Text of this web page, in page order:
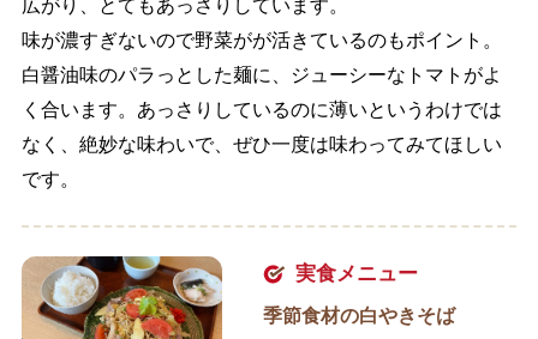
広がり、とてもあっさりしています。
味が濃すぎないので野菜がが活きているのもポイント。
白醤油味のパラっとした麺に、ジューシーなトマトがよ
く合います。あっさりしているのに薄いというわけでは
なく、絶妙な味わいで、ぜひ一度は味わってみてほしい
です。
実食メニュー
季節食材の白やきそば